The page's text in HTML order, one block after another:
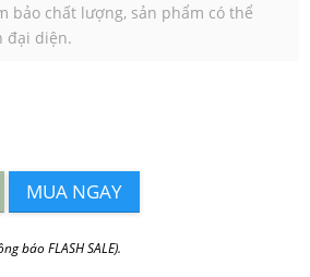
bảo chất lượng, sản phẩm có thể
đại diện.
MUA NGAY
báo FLASH SALE).